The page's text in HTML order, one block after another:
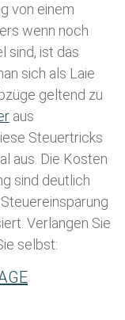
von einem
wenn noch
sind, ist das
sich als Laie
geltend zu
aus
Steuertricks
aus. Die Kosten
sind deutlich
Verlangen Sie
selbst: